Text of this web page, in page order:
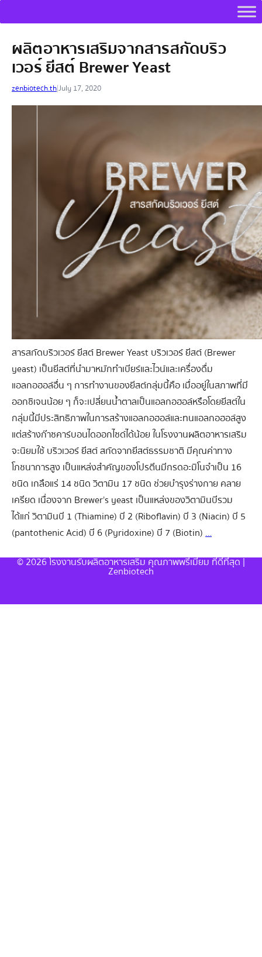
ผลิตอาหารเสริมจากสารสกัดบริว
เวอร์ ยีสต์ Brewer Yeast
zenbiotech.th|July 17, 2020
สารสกัดบริวเวอร์ ยีสต์ Brewer Yeast บริวเวอร์ ยีสต์ (Brewer
yeast) เป็นยีสต์ที่นำมาหมักทำเบียร์และไวน์และเครื่องดื่ม
แอลกอฮอล์อื่น ๆ การทำงานของยีสต์กลุ่มนี้คือ เมื่ออยู่ในสภาพที่มี
ออกซิเจนน้อย ๆ ก็จะเปลี่ยนน้ำตาลเป็นแอลกอฮอล์หรือโดยยีสต์ใน
กลุ่มนี้มีประสิทธิภาพในการสร้างแอลกอฮอล์และทนแอลกอฮอล์สูง
แต่สร้างก๊าซคาร์บอนไดออกไซด์ได้น้อย ในโรงงานผลิตอาหารเสริม
จะนิยมใช้ บริวเวอร์ ยีสต์ สกัดจากยีสต์ธรรมชาติ มีคุณค่าทาง
โภชนาการสูง เป็นแหล่งสำคัญของโปรตีนมีกรดอะมิโนจำเป็น 16
ชนิด เกลือแร่ 14 ชนิด วิตามิน 17 ชนิด ช่วยบำรุงร่างกาย คลาย
เครียด เนื่องจาก Brewer’s yeast เป็นแหล่งของวิตามินบีรวม
ได้แก่ วิตามินบี 1 (Thiamine) บี 2 (Riboflavin) บี 3 (Niacin) บี 5
(pantothenic Acid) บี 6 (Pyridoxine) บี 7 (Biotin)…ผลิต
เสริม
© 2026 โรงงานรับผลิตอาหารเสริม คุณภาพพรีเมียม ที่ดีที่สุด |
Zenbiotech